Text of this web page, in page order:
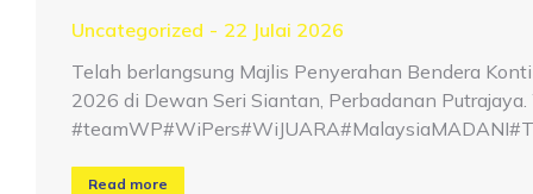
Uncategorized
22 Julai 2026
Telah berlangsung Majlis Penyerahan Bendera
2026 di Dewan Seri Siantan, Perbadanan Putrajaya.
Read more